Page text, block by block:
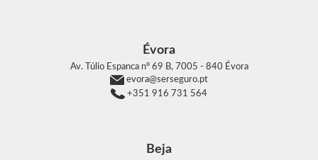
Évora
Av. Túlio Espanca nº 69 B, 7005 - 840 Évora
evora@serseguro.pt
+351 916 731 564
Beja